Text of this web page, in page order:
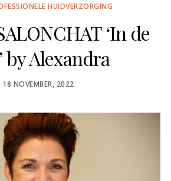
HUIDVERZORGING
‘In de
by Alexandra
POSTED
18 NOVEMBER, 2022